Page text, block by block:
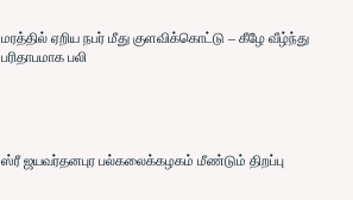
மரத்தில் ஏறிய நபர் மீது குளவிக்கொட்டு – கீழே வீழ்ந்து
பரிதாபமாக பலி
ஸ்ரீ ஜயவர்தனபுர பல்கலைக்கழகம் மீண்டும் திறப்பு